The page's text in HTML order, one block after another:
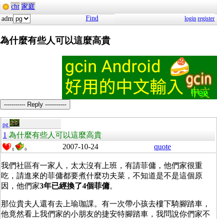
cht 家庭
adm
Find login register
為什麼有些人可以這麼高貴
----------- Reply -----------
pg
1 為什麼有些人可以這麼高貴
0 0 2007-10-24 quote
我們社區有一家人，太太沒有上班，有請菲傭，他們家很重
吃，請進來的菲傭都要煮什麼功夫菜，不知道是不是這個原
因，他們家3年已經換了4個菲傭。
那位貴夫人還有去上瑜珈課。有一次帶小孩去樓下騎腳踏車，
他竟然看上我們家的小朋友的捷安特腳踏車，我問說你們家不